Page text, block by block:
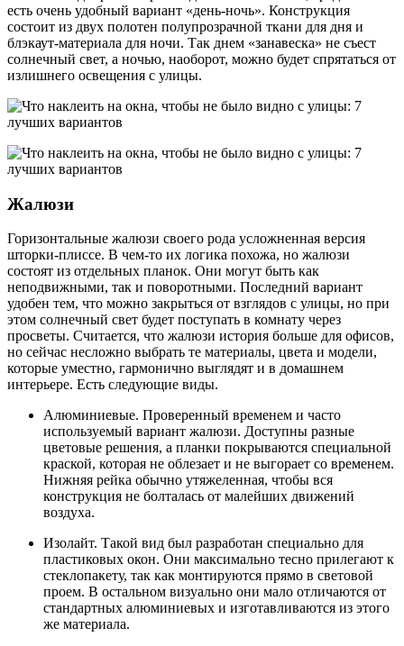
есть очень удобный вариант «день-ночь». Конструкция
состоит из двух полотен полупрозрачной ткани для дня и
блэкаут-материала для ночи. Так днем «занавеска» не съест
солнечный свет, а ночью, наоборот, можно будет спрятаться от
излишнего освещения с улицы.
Жалюзи
Горизонтальные жалюзи своего рода усложненная версия
шторки-плиссе. В чем-то их логика похожа, но жалюзи
состоят из отдельных планок. Они могут быть как
неподвижными, так и поворотными. Последний вариант
удобен тем, что можно закрыться от взглядов с улицы, но при
этом солнечный свет будет поступать в комнату через
просветы. Считается, что жалюзи история больше для офисов,
но сейчас несложно выбрать те материалы, цвета и модели,
которые уместно, гармонично выглядят и в домашнем
интерьере. Есть следующие виды.
Алюминиевые. Проверенный временем и часто
используемый вариант жалюзи. Доступны разные
цветовые решения, а планки покрываются специальной
краской, которая не облезает и не выгорает со временем.
Нижняя рейка обычно утяжеленная, чтобы вся
конструкция не болталась от малейших движений
воздуха.
Изолайт. Такой вид был разработан специально для
пластиковых окон. Они максимально тесно прилегают к
стеклопакету, так как монтируются прямо в световой
проем. В остальном визуально они мало отличаются от
стандартных алюминиевых и изготавливаются из этого
же материала.